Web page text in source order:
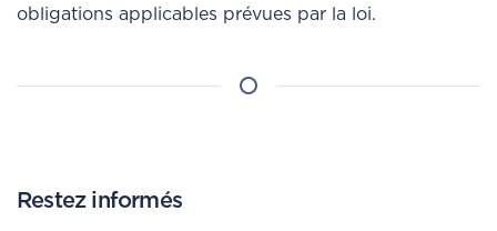
obligations applicables prévues par la loi.
Restez informés